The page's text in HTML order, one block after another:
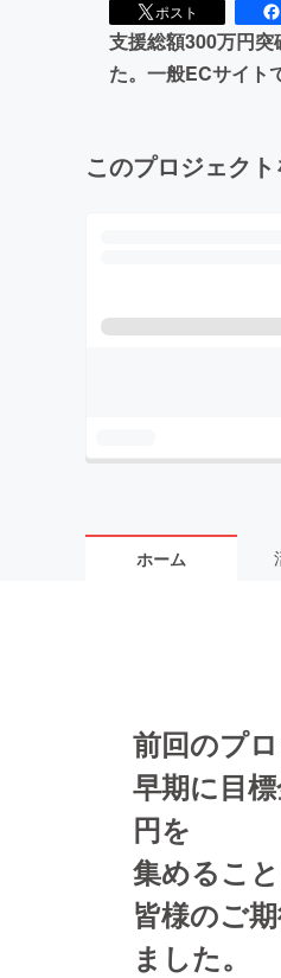
ポスト
支援総額300万円
た。一般ECサイト
このプロジェク
ホーム
前回のプ
早期に目
円を
集めるこ
皆様のご
ました。